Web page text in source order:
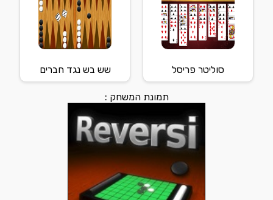
סוליטר פריסל שש בש נגד חברים
תמונת המשחק :